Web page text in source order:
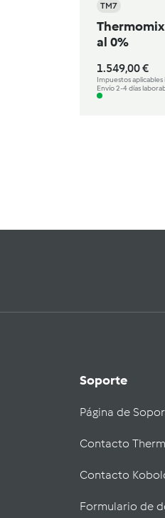
TM7
al 0%
1.549,00 €
Impuestos aplicables
Envío 2-4 días
Soporte
Página de
Contacto
Contacto
Formulario de